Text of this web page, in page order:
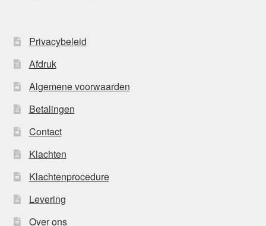
Privacybeleid
Afdruk
Algemene voorwaarden
Betalingen
Contact
Klachten
Klachtenprocedure
Levering
Over ons